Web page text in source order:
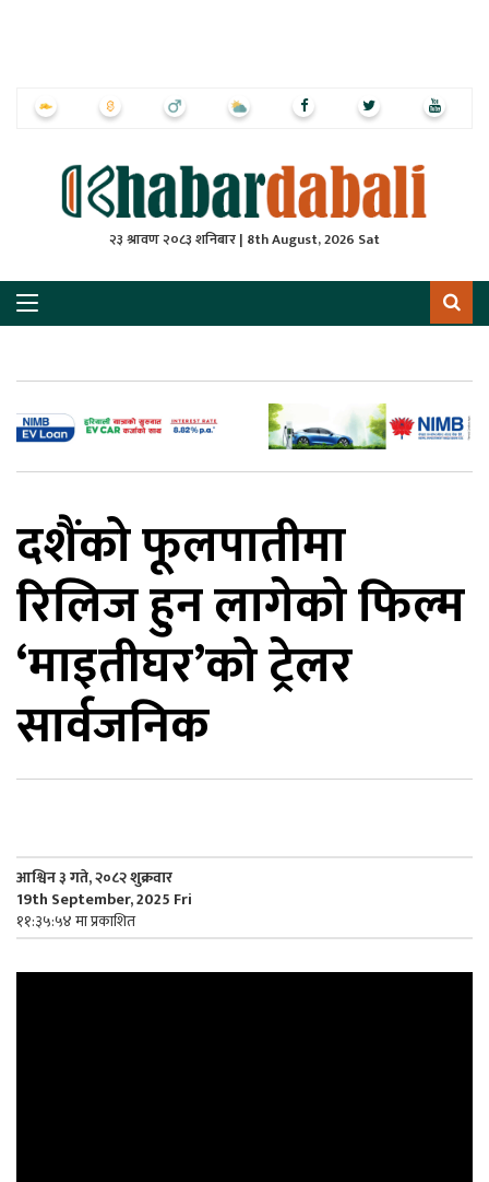
२३ श्रावण २०८३ शनिबार | 8th August, 2026 Sat
दशैंको फूलपातीमा
रिलिज हुन लागेको फिल्म
‘माइतीघर’को ट्रेलर
सार्वजनिक
आश्विन ३ गते, २०८२ शुक्रवार
19th September, 2025 Fri
११:३५:५४ मा प्रकाशित